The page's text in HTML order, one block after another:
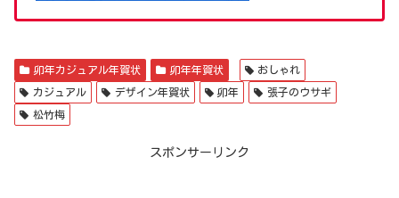
卯年カジュアル年賀状 卯年年賀状 おしゃれ
カジュアル デザイン年賀状 卯年 張子のウサギ
松竹梅
スポンサーリンク